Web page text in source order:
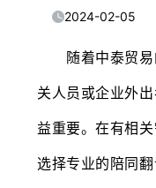
2024-02-05
随着中泰贸易
关人员或企业外
益重要。在有相
选择专业的陪同翻